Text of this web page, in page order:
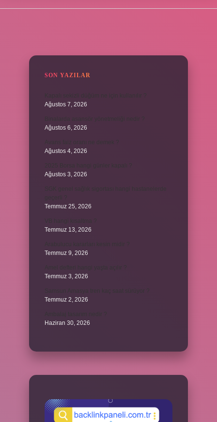
SON YAZILAR
Kapalı sekizli düğüm ne için kullanılır ?
Ağustos 7, 2026
Binalarda asansör yönetmeliği nedir ?
Ağustos 6, 2026
Ağustos 4, 2026
2025 Borsa hangi günler kapalı ?
Ağustos 3, 2026
Temmuz 25, 2026
Temmuz 13, 2026
Temmuz 9, 2026
Temmuz 3, 2026
Temmuz 2, 2026
Haziran 30, 2026